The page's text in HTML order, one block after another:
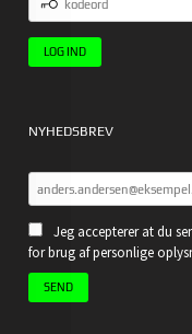
NYHEDSBREV
Jeg accepterer at du
for brug af personlige